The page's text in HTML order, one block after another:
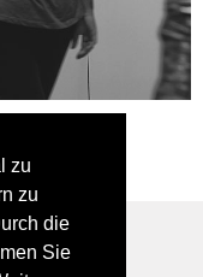
zu
zu
die
Sie